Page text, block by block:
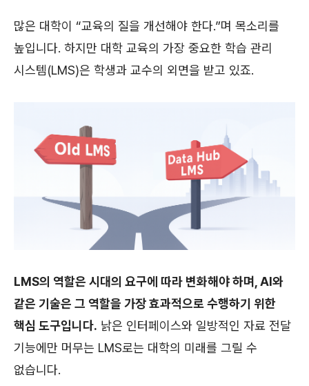
많은 대학이 “교육의 질을 개선해야 한다.”며 목소리를
높입니다. 하지만 대학 교육의 가장 중요한 학습 관리
시스템(LMS)은 학생과 교수의 외면을 받고 있죠.
LMS의 역할은 시대의 요구에 따라 변화해야 하며, AI와
같은 기술은 그 역할을 가장 효과적으로 수행하기 위한
핵심 도구입니다. 낡은 인터페이스와 일방적인 자료 전달
기능에만 머무는 LMS로는 대학의 미래를 그릴 수
없습니다.